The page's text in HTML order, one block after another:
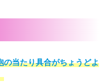
の当たり具合がちょうどよ